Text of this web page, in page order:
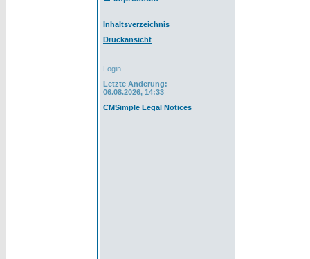
Inhaltsverzeichnis
Druckansicht
Login
Letzte Änderung:
06.08.2026, 14:33
CMSimple Legal Notices